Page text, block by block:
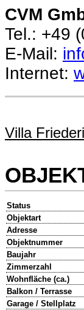
CVM
Tel.: +49
E-Mail:
Internet:
Villa
Status
Objektart
Adresse
Objektnummer
Baujahr
Zimmerzahl
Wohnfläche (ca.)
Balkon / Terrasse
Garage / Stellplatz